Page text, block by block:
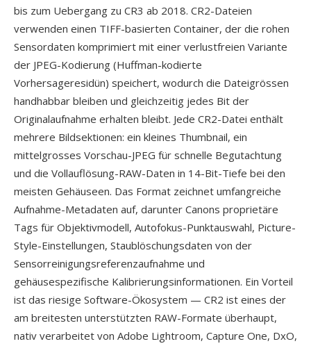
bis zum Uebergang zu CR3 ab 2018. CR2-Dateien
verwenden einen TIFF-basierten Container, der die rohen
Sensordaten komprimiert mit einer verlustfreien Variante
der JPEG-Kodierung (Huffman-kodierte
Vorhersageresidün) speichert, wodurch die Dateigrössen
handhabbar bleiben und gleichzeitig jedes Bit der
Originalaufnahme erhalten bleibt. Jede CR2-Datei enthält
mehrere Bildsektionen: ein kleines Thumbnail, ein
mittelgrosses Vorschau-JPEG für schnelle Begutachtung
und die Vollauflösung-RAW-Daten in 14-Bit-Tiefe bei den
meisten Gehäuseen. Das Format zeichnet umfangreiche
Aufnahme-Metadaten auf, darunter Canons proprietäre
Tags für Objektivmodell, Autofokus-Punktauswahl, Picture-
Style-Einstellungen, Staublöschungsdaten von der
Sensorreinigungsreferenzaufnahme und
gehäusespezifische Kalibrierungsinformationen. Ein Vorteil
ist das riesige Software-Ökosystem — CR2 ist eines der
am breitesten unterstützten RAW-Formate überhaupt,
nativ verarbeitet von Adobe Lightroom, Capture One, DxO,